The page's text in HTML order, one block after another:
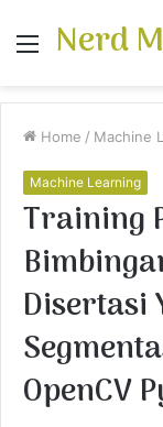
Menu
Nerd
Home / Machine
Machine Learning
Training
Disertasi
OpenCV